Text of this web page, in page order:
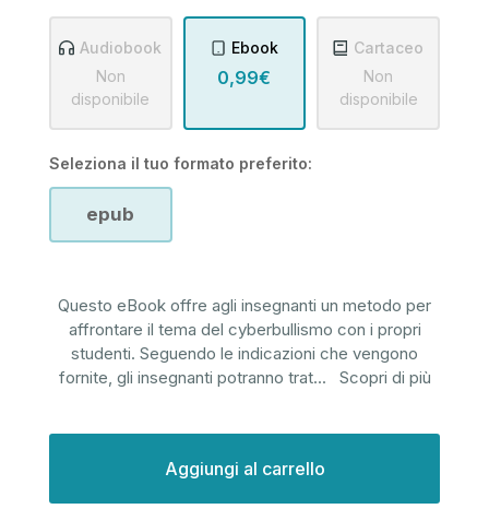
Audiobook
Non
disponibile
Ebook
0,99€
Cartaceo
Non
disponibile
Seleziona il tuo formato preferito:
epub
Questo eBook offre agli insegnanti un metodo per
affrontare il tema del cyberbullismo con i propri
studenti. Seguendo le indicazioni che vengono
fornite, gli insegnanti potranno trat... Scopri di più